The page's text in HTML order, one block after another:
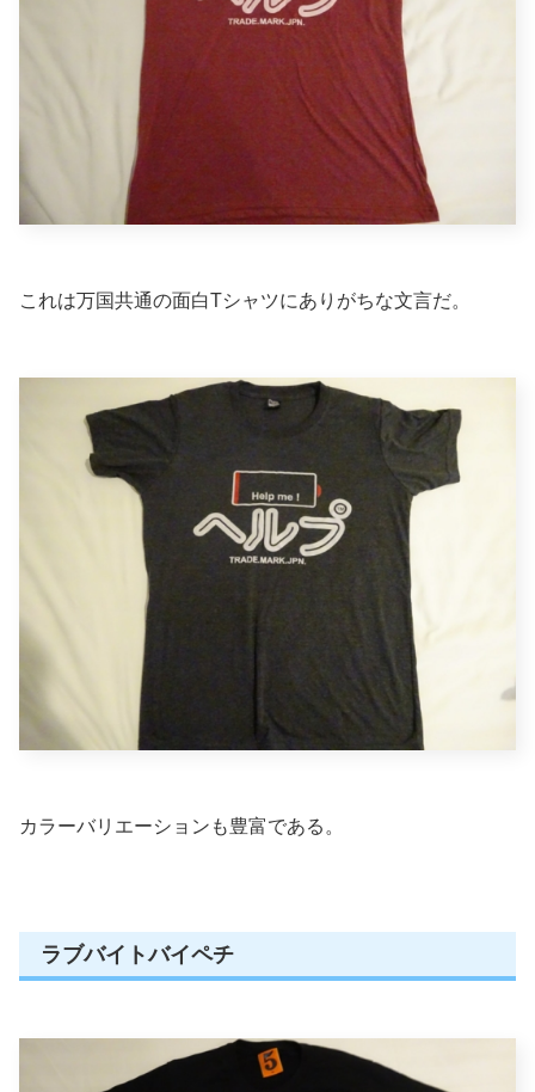
これは万国共通の面白Tシャツにありがちな文言だ。
カラーバリエーションも豊富である。
ラブバイトバイペチ